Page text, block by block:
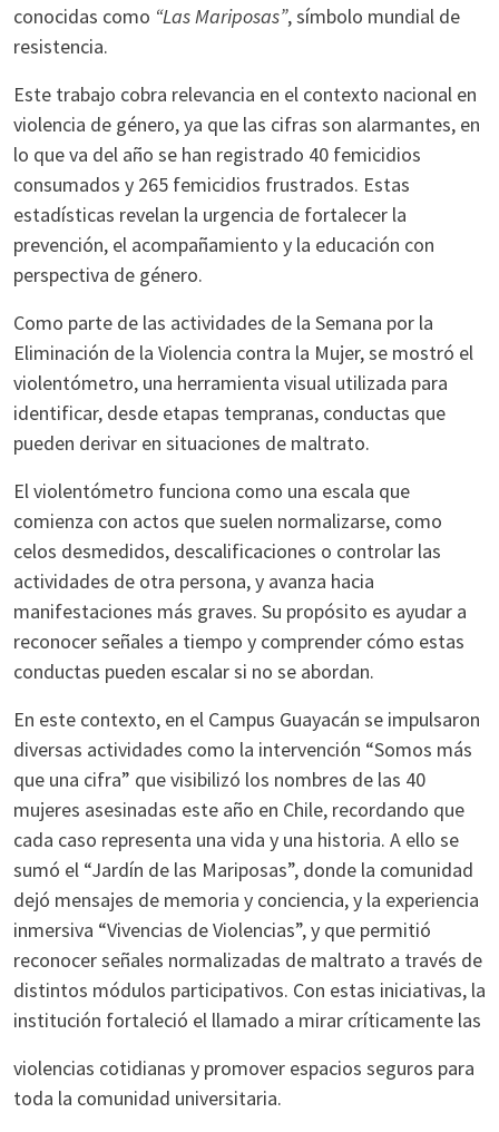
conocidas como “Las Mariposas”, símbolo mundial de
resistencia.
Este trabajo cobra relevancia en el contexto nacional en
violencia de género, ya que las cifras son alarmantes, en
lo que va del año se han registrado 40 femicidios
consumados y 265 femicidios frustrados. Estas
estadísticas revelan la urgencia de fortalecer la
prevención, el acompañamiento y la educación con
perspectiva de género.
Como parte de las actividades de la Semana por la
Eliminación de la Violencia contra la Mujer, se mostró el
violentómetro, una herramienta visual utilizada para
identificar, desde etapas tempranas, conductas que
pueden derivar en situaciones de maltrato.
El violentómetro funciona como una escala que
comienza con actos que suelen normalizarse, como
celos desmedidos, descalificaciones o controlar las
actividades de otra persona, y avanza hacia
manifestaciones más graves. Su propósito es ayudar a
reconocer señales a tiempo y comprender cómo estas
conductas pueden escalar si no se abordan.
En este contexto, en el Campus Guayacán se impulsaron
diversas actividades como la intervención “Somos más
que una cifra” que visibilizó los nombres de las 40
mujeres asesinadas este año en Chile, recordando que
cada caso representa una vida y una historia. A ello se
sumó el “Jardín de las Mariposas”, donde la comunidad
dejó mensajes de memoria y conciencia, y la experiencia
inmersiva “Vivencias de Violencias”, y que permitió
reconocer señales normalizadas de maltrato a través de
distintos módulos participativos. Con estas iniciativas, la
institución fortaleció el llamado a mirar críticamente las
violencias cotidianas y promover espacios seguros para
toda la comunidad universitaria.